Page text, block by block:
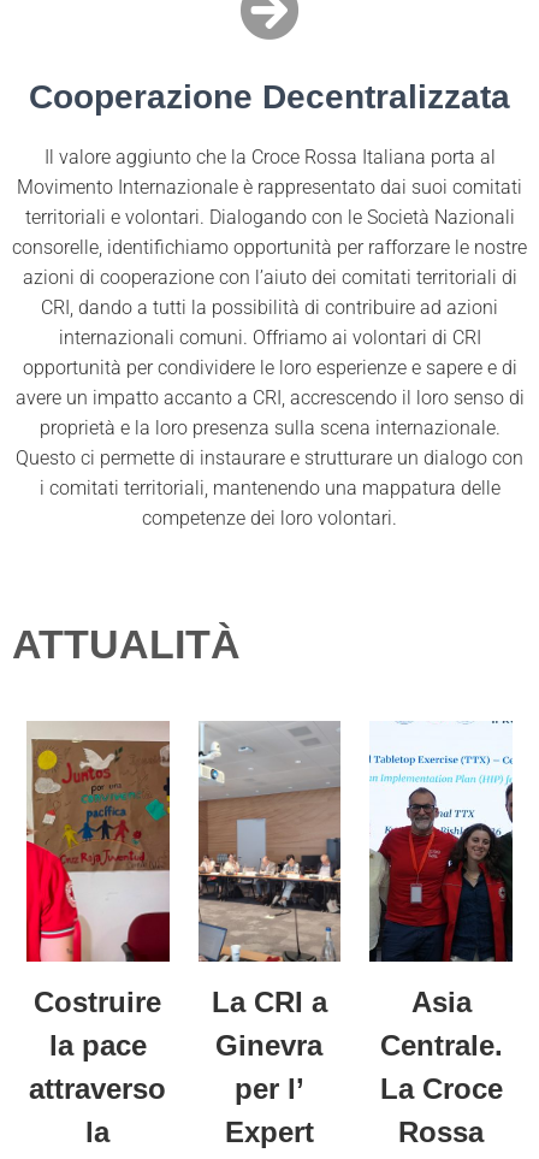
Cooperazione Decentralizzata
Il valore aggiunto che la Croce Rossa Italiana porta al
Movimento Internazionale è rappresentato dai suoi comitati
territoriali e volontari. Dialogando con le Società Nazionali
consorelle, identifichiamo opportunità per rafforzare le nostre
azioni di cooperazione con l’aiuto dei comitati territoriali di
CRI, dando a tutti la possibilità di contribuire ad azioni
internazionali comuni. Offriamo ai volontari di CRI
opportunità per condividere le loro esperienze e sapere e di
avere un impatto accanto a CRI, accrescendo il loro senso di
proprietà e la loro presenza sulla scena internazionale.
Questo ci permette di instaurare e strutturare un dialogo con
i comitati territoriali, mantenendo una mappatura delle
competenze dei loro volontari.
ATTUALITÀ
Costruire
la pace
attraverso
la
La CRI a
Ginevra
per l’
Expert
Asia
Centrale.
La Croce
Rossa